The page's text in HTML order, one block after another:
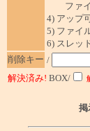
ファイ
4) アップ
5) ファイ
6) スレッ
削除キー /
解決済み! BOX/
掲